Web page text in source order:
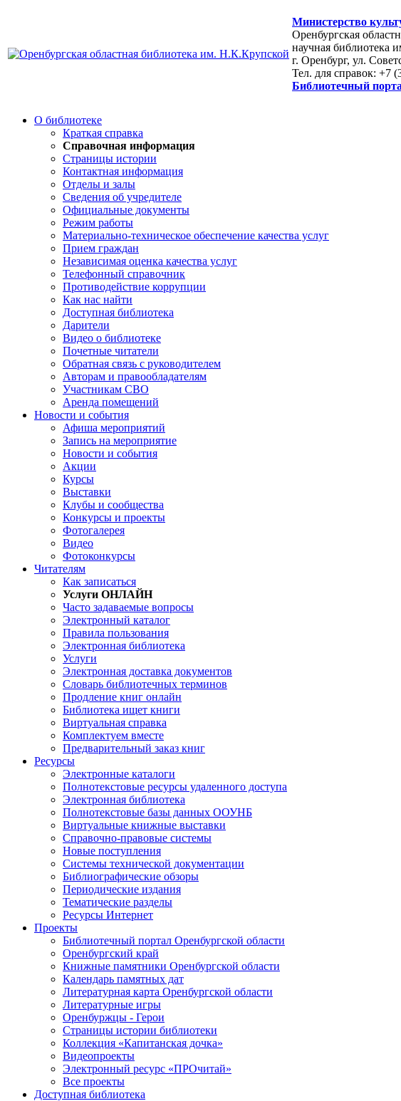
Министерство
Оренбургская
научная библиотека
г. Оренбург, ул.
Тел. для справок: +7
Библиотечный
О библиотеке
Краткая справка
Справочная информация
Страницы истории
Контактная информация
Отделы и залы
Сведения об учредителе
Официальные документы
Режим работы
Материально-техническое обеспечение качества услуг
Прием граждан
Независимая оценка качества услуг
Телефонный справочник
Противодействие коррупции
Как нас найти
Доступная библиотека
Дарители
Видео о библиотеке
Почетные читатели
Обратная связь с руководителем
Авторам и правообладателям
Участникам СВО
Аренда помещений
Новости и события
Афиша мероприятий
Запись на мероприятие
Новости и события
Акции
Курсы
Выставки
Клубы и сообщества
Конкурсы и проекты
Фотогалерея
Видео
Фотоконкурсы
Читателям
Как записаться
Услуги ОНЛАЙН
Часто задаваемые вопросы
Электронный каталог
Правила пользования
Электронная библиотека
Услуги
Электронная доставка документов
Словарь библиотечных терминов
Продление книг онлайн
Библиотека ищет книги
Виртуальная справка
Комплектуем вместе
Предварительный заказ книг
Ресурсы
Электронные каталоги
Полнотекстовые ресурсы удаленного доступа
Электронная библиотека
Полнотекстовые базы данных ООУНБ
Виртуальные книжные выставки
Справочно-правовые системы
Новые поступления
Cистемы технической документации
Библиографические обзоры
Периодические издания
Тематические разделы
Ресурсы Интернет
Проекты
Библиотечный портал Оренбургской области
Оренбургский край
Книжные памятники Оренбургской области
Календарь памятных дат
Литературная карта Оренбургской области
Литературные игры
Оренбуржцы - Герои
Страницы истории библиотеки
Коллекция «Капитанская дочка»
Видеопроекты
Электронный ресурс «ПРОчитай»
Все проекты
Доступная библиотека